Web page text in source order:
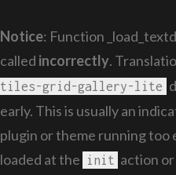
Notice: Function
called incorrectly.
tiles-grid-gallery-lite
early. This is usually an
plugin or theme running too
loaded at the
init action